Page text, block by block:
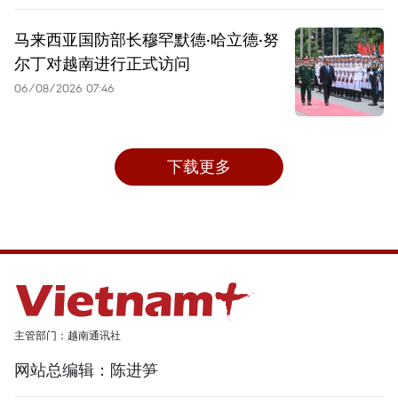
马来西亚国防部长穆罕默德·哈立德·努
尔丁对越南进行正式访问
06/08/2026 07:46
下载更多
主管部门：越南通讯社
网站总编辑：陈进笋